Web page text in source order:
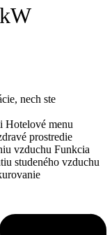
nech ste
Hotelové menu
prostredie
vzduchu Funkcia
studeného vzduchu